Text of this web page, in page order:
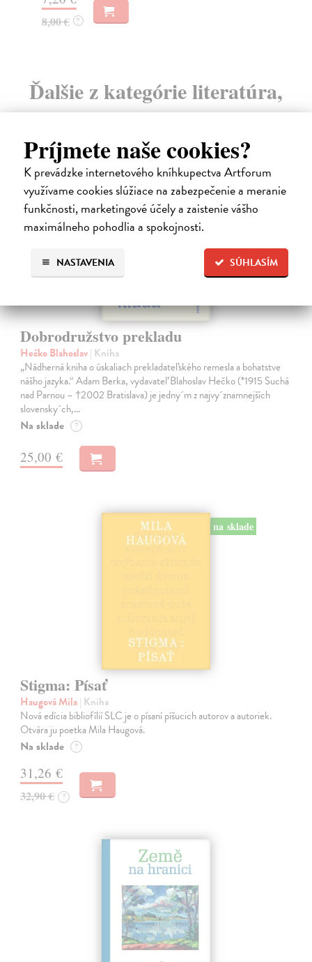
Príjmete naše cookies?
K prevádzke internetového kníhkupectva Artforum
využívame cookies slúžiace na zabezpečenie a meranie
funkčnosti, marketingové účely a zaistenie vášho
maximálneho pohodlia a spokojnosti.
SÚHLASÍM
NASTAVENIA
8,00 € ?
Ďalšie z kategórie literatúra,
literárna veda
na sklade
novinka
Dobrodružstvo prekladu
Hečko Blahoslav| Kniha
„Nádherná kniha o úskaliach prekladateľského remesla a bohatstve
nášho jazyka.“ Adam Berka, vydavateľ Blahoslav Hečko (*1915 Suchá
nad Parnou – †2002 Bratislava) je jedny´m z najvy´znamnejších
slovensky´ch,…
Na sklade ?
25,00 €
na sklade
Stigma: Písať
Haugová Mila| Kniha
Nová edícia bibliofílií SLC je o písaní píšucich autorov a autoriek.
Otvára ju poetka Mila Haugová.
Na sklade ?
31,26 €
32,90 € ?